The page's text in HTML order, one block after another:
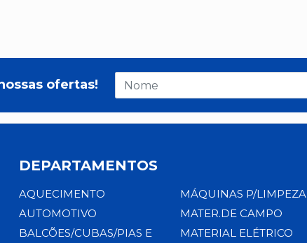
ofertas!
DEPARTAMENTOS
AQUECIMENTO
AUTOMOTIVO
BALCÕES/CUBAS/PIAS E
MÁQUINAS P/LIMPEZA
MATER.DE CAMPO
MATERIAL ELÉTRICO